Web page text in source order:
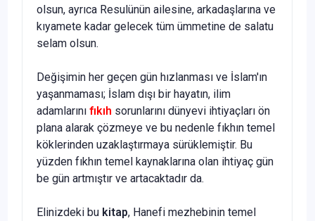
olsun, ayrıca Resulü­nün ailesine, arkadaşlarına ve
kıyamete kadar gelecek tüm ümmetine de salatu
selam olsun.
Değişimin her geçen gün hızlanması ve İslam'ın
yaşanmaması; İs­lam dışı bir hayatın, ilim
adamlarını fıkıh sorunlarını dünyevi ihtiyaç­ları ön
plana alarak çözmeye ve bu nedenle fıkhın temel
köklerinden uzaklaştırmaya sürüklemiştir. Bu
yüzden fıkhın temel kaynaklarına olan ihtiyaç gün
be gün artmıştır ve artacaktadır da.
Elinizdeki bu kitap, Hanefi mezhebinin temel